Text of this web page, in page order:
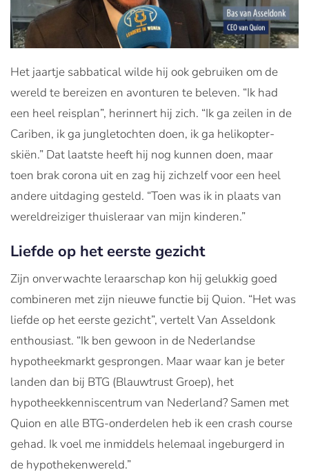
Het jaartje sabbatical wilde hij ook gebruiken om de
wereld te bereizen en avonturen te beleven. “Ik had
een heel reisplan”, herinnert hij zich. “Ik ga zeilen in de
Cariben, ik ga jungletochten doen, ik ga helikopter-
skiën.” Dat laatste heeft hij nog kunnen doen, maar
toen brak corona uit en zag hij zichzelf voor een heel
andere uitdaging gesteld. “Toen was ik in plaats van
wereldreiziger thuisleraar van mijn kinderen.”
Liefde op het eerste gezicht
Zijn onverwachte leraarschap kon hij gelukkig goed
combineren met zijn nieuwe functie bij Quion. “Het was
liefde op het eerste gezicht”, vertelt Van Asseldonk
enthousiast. “Ik ben gewoon in de Nederlandse
hypotheekmarkt gesprongen. Maar waar kan je beter
landen dan bij BTG (Blauwtrust Groep), het
hypotheekkenniscentrum van Nederland? Samen met
Quion en alle BTG-onderdelen heb ik een crash course
gehad. Ik voel me inmiddels helemaal ingeburgerd in
de hypothekenwereld.”